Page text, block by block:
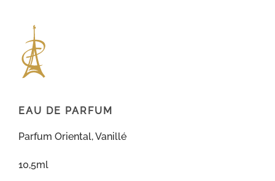
EAU DE PARFUM
Parfum Oriental, Vanillé
10,5ml